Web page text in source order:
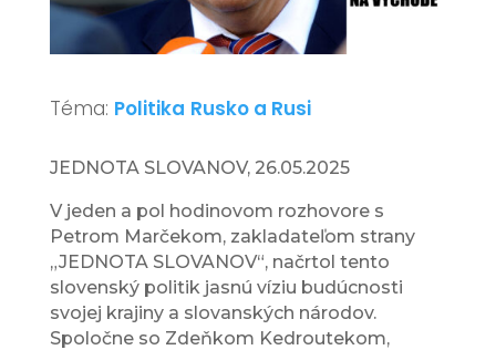
Téma: Politika Rusko a Rusi
JEDNOTA SLOVANOV, 26.05.2025
V jeden a pol hodinovom rozhovore s
Petrom Marčekom, zakladateľom strany
„JEDNOTA SLOVANOV“, načrtol tento
slovenský politik jasnú víziu budúcnosti
svojej krajiny a slovanských národov.
Spoločne so Zdeňkom Kedroutekom,